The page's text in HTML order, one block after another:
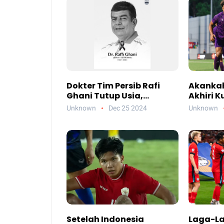
Dokter Tim Persib Rafi
Ghani Tutup Usia,
Kenangan dan Jasa
Unknown Dec 25 2024
Akhiri
di
Unknown
Setelah Indonesia
Laga-